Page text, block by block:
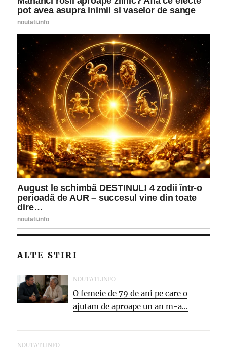
ALTE STIRI
NOUTATI.INFO
O femeie de 79 de ani pe care o
ajutam de aproape un an m-a...
NOUTATI.INFO